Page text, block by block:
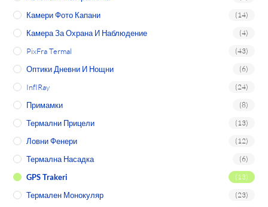
Камери Фото Капани (14)
Камера За Охрана И Наблюдение (4)
PixFra Termal (43)
Оптики Дневни И Нощни (6)
InfIRay (24)
Примамки (8)
Термални Прицели (13)
Ловни Фенери (12)
Термална Насадка (6)
GPS Trakeri (13)
Термален Монокуляр (23)